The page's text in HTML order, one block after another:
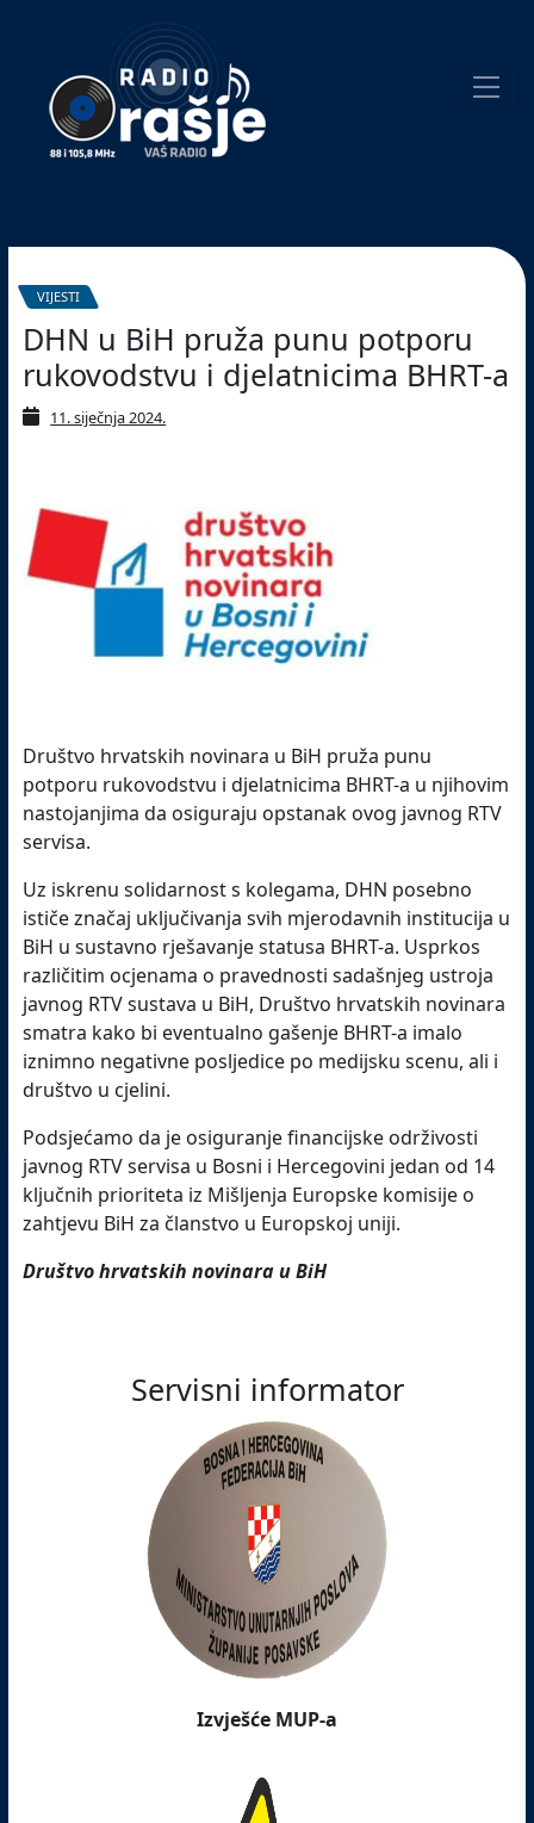
website!
VIJESTI
DHN u BiH pruža punu potporu
rukovodstvu i djelatnicima BHRT-a
11. siječnja 2024.
Društvo hrvatskih novinara u BiH pruža punu
potporu rukovodstvu i djelatnicima BHRT-a u njihovim
nastojanjima da osiguraju opstanak ovog javnog RTV
servisa.
Uz iskrenu solidarnost s kolegama, DHN posebno
ističe značaj uključivanja svih mjerodavnih institucija u
BiH u sustavno rješavanje statusa BHRT-a. Usprkos
različitim ocjenama o pravednosti sadašnjeg ustroja
javnog RTV sustava u BiH, Društvo hrvatskih novinara
smatra kako bi eventualno gašenje BHRT-a imalo
iznimno negativne posljedice po medijsku scenu, ali i
društvo u cjelini.
Podsjećamo da je osiguranje financijske održivosti
javnog RTV servisa u Bosni i Hercegovini jedan od 14
ključnih prioriteta iz Mišljenja Europske komisije o
zahtjevu BiH za članstvo u Europskoj uniji.
Društvo hrvatskih novinara u BiH
Servisni informator
Izvješće MUP-a